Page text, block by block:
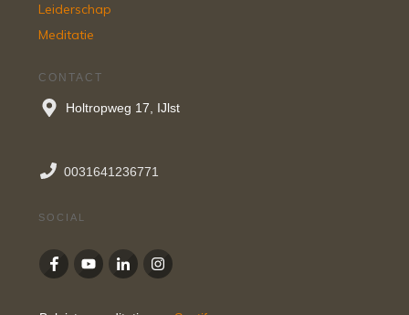
Leiderschap
Meditatie
CONTACT
Holtropweg 17, IJlst
0031641236771
SOCIAL